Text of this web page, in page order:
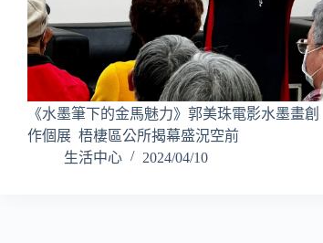
《水墨筆下的金馬魅力》郭美珠電影水墨畫創
作個展 梧棲區公所揭幕盛況空前
生活中心
2024/04/10